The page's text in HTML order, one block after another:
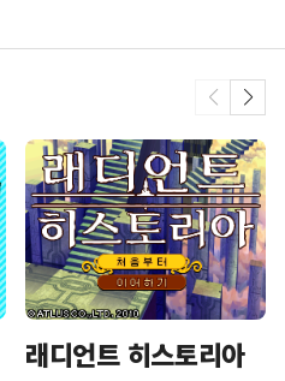
래디언트 히스토리아